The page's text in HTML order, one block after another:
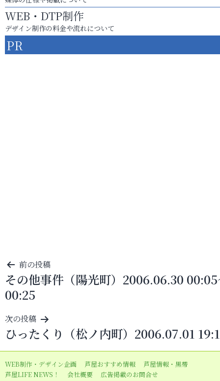
WEB・DTP制作
デザイン制作の料金や流れについて
PR
投
稿
ナ
ビ
ゲ
ー
シ
ョ
前の投稿
その他事件（陽光町）2006.06.30
00:25
次の投稿
ひったくり（松ノ内町）2006.07.01
WEB制作・デザイン企画 芦屋おすすめ情報
芦屋情報・黒帯
芦屋LIFE NEWS！
会社概要 広告掲載のお問合せ